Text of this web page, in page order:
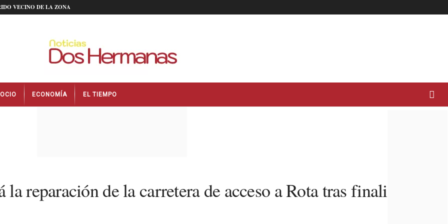
VECINO DE LA ZONA
OCIO ECONOMÍA EL TIEMPO
reparación de la carretera de acceso a Rota tras finalizar las